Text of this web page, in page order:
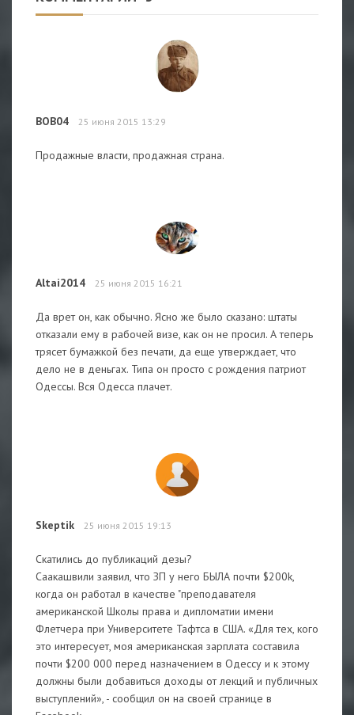
BOB04 25 июня 2015 13:29
Продажные власти, продажная страна.
Altai2014 25 июня 2015 16:21
Да врет он, как обычно. Ясно же было сказано: штаты
отказали ему в рабочей визе, как он не просил. А теперь
трясет бумажкой без печати, да еще утверждает, что
дело не в деньгах. Типа он просто с рождения патриот
Одессы. Вся Одесса плачет.
Skeptik 25 июня 2015 19:13
Скатились до публикаций дезы?
Саакашвили заявил, что ЗП у него БЫЛА почти $200k,
когда он работал в качестве "преподавателя
американской Школы права и дипломатии имени
Флетчера при Университете Тафтса в США. «Для тех, кого
это интересует, моя американская зарплата составила
почти $200 000 перед назначением в Одессу и к этому
должны были добавиться доходы от лекций и публичных
выступлений», - сообщил он на своей странице в